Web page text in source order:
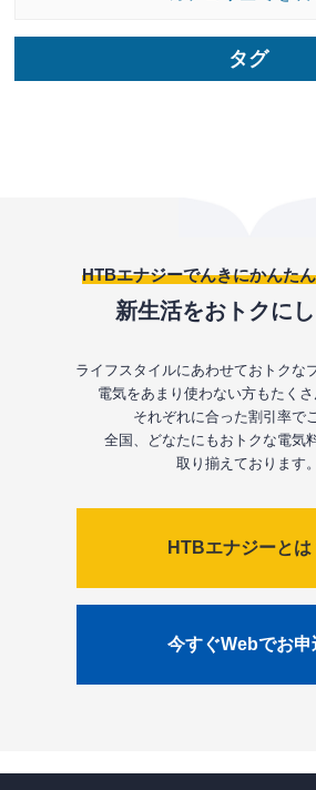
タグ
HTBエナジーでんきにかんた
新生活をおトクにし
ライフスタイルにあわせておトクな
電気をあまり使わない方もたくさ
それぞれに合った割引率で
全国、どなたにもおトクな電気
取り揃えております。
HTBエナジーとは
今すぐWebでお申